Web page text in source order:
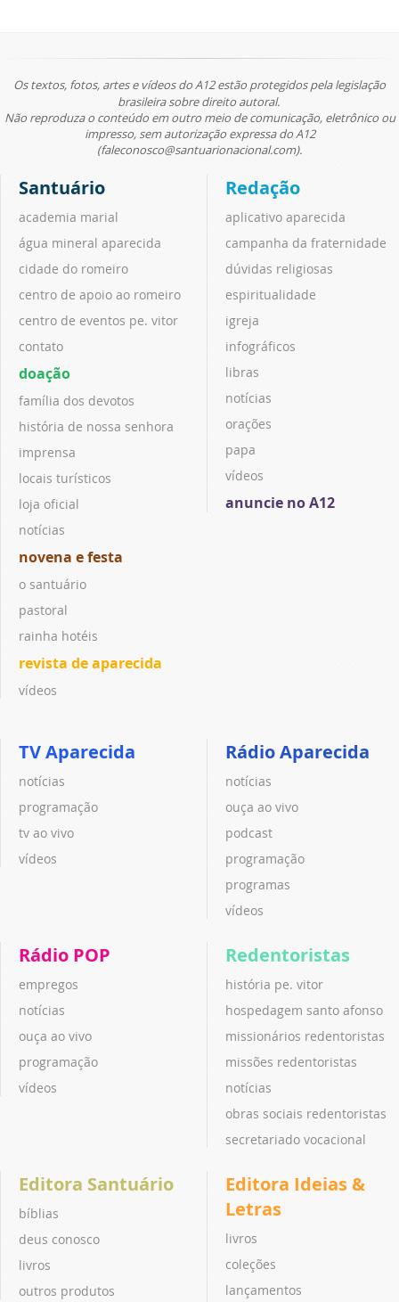
Os textos, fotos, artes e vídeos do A12 estão protegidos pela legislação
brasileira sobre direito autoral.
Não reproduza o conteúdo em outro meio de comunicação, eletrônico ou
impresso, sem autorização expressa do A12
(faleconosco@santuarionacional.com).
Santuário
academia marial
água mineral aparecida
cidade do romeiro
centro de apoio ao romeiro
centro de eventos pe. vitor
contato
doação
família dos devotos
história de nossa senhora
imprensa
locais turísticos
loja oficial
notícias
novena e festa
o santuário
pastoral
rainha hotéis
revista de aparecida
vídeos
Redação
aplicativo aparecida
campanha da fraternidade
dúvidas religiosas
espiritualidade
igreja
infográficos
libras
notícias
orações
papa
vídeos
anuncie no A12
TV Aparecida
notícias
programação
tv ao vivo
vídeos
Rádio Aparecida
notícias
ouça ao vivo
podcast
programação
programas
vídeos
Rádio POP
empregos
notícias
ouça ao vivo
programação
vídeos
Redentoristas
história pe. vitor
hospedagem santo afonso
missionários redentoristas
missões redentoristas
notícias
obras sociais redentoristas
secretariado vocacional
Editora Santuário
bíblias
deus conosco
livros
outros produtos
Editora Ideias &
Letras
livros
coleções
lançamentos